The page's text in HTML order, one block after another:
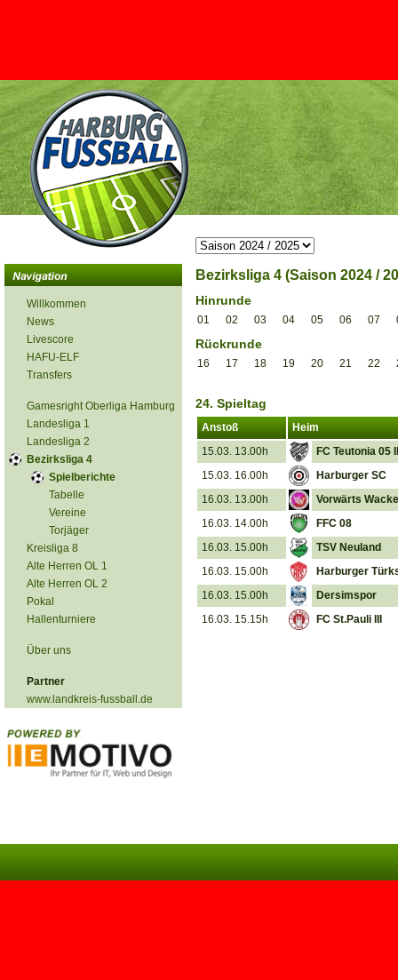
Willkommen
News
Livescore
HAFU-ELF
Transfers
Gamesright Oberliga Hamburg
Landesliga 1
Landesliga 2
Bezirksliga 4
Spielberichte
Tabelle
Vereine
Torjäger
Kreisliga 8
Alte Herren OL 1
Alte Herren OL 2
Pokal
Hallenturniere
Über uns
Partner
www.landkreis-fussball.de
Bezirksliga 4 (Saison 2024 /
Hinrunde
01 02 03 04 05 06 07
Rückrunde
16 17 18 19 20 21 22
24. Spieltag
Anstoß
Heim
15.03. 13.00h
FC Teutonia 05 II
15.03. 16.00h
Harburger SC
16.03. 13.00h
Vorwärts
16.03. 14.00h
FFC 08
16.03. 15.00h
TSV Neuland
16.03. 15.00h
Harburger
16.03. 15.00h
Dersimspor
16.03. 15.15h
FC St.Pauli III